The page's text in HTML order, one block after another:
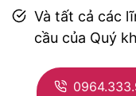
Và tất cả các
cầu của Quý